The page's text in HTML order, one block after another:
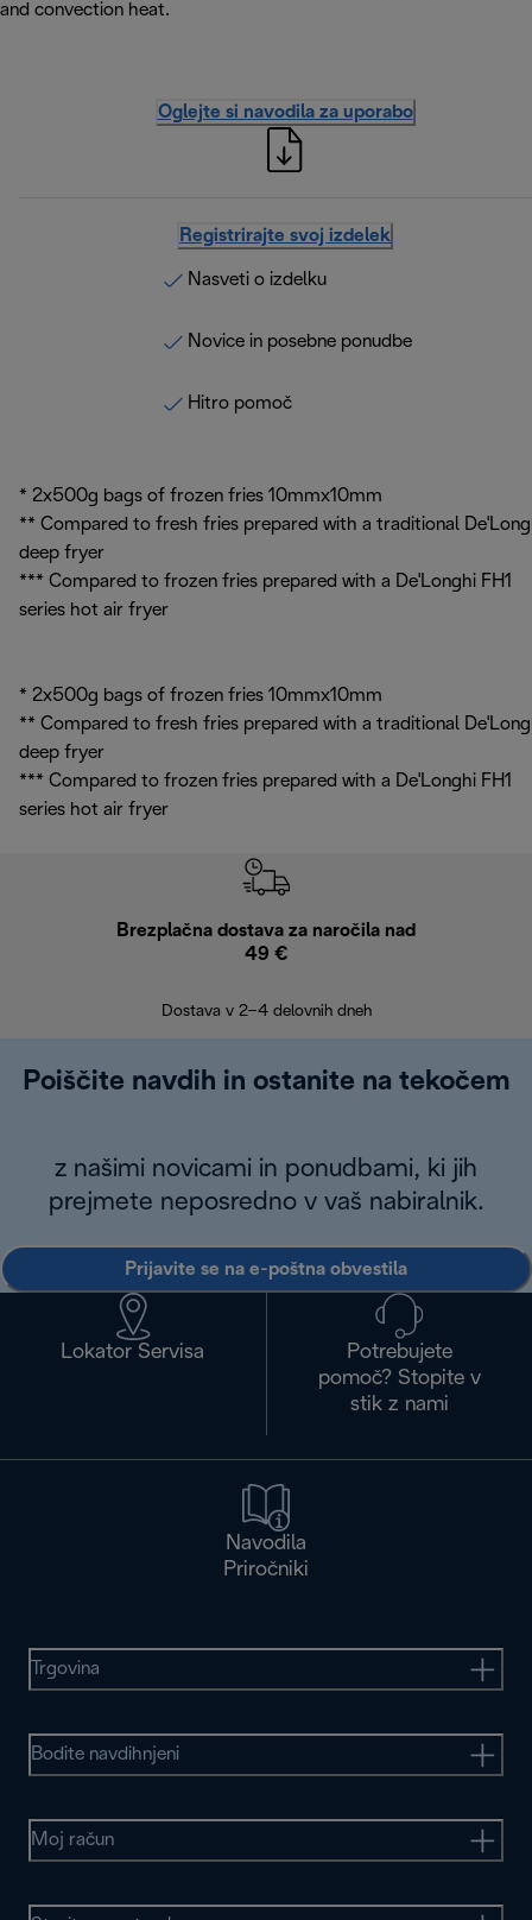
and convection heat.
Oglejte si navodila za uporabo
Registrirajte svoj izdelek
Nasveti o izdelku
Novice in posebne ponudbe
Hitro pomoč
* 2x500g bags of frozen fries 10mmx10mm
** Compared to fresh fries prepared with a traditional
deep fryer
*** Compared to frozen fries prepared with a De'Longhi FH1
series hot air fryer
* 2x500g bags of frozen fries 10mmx10mm
** Compared to fresh fries prepared with a traditional
deep fryer
*** Compared to frozen fries prepared with a De'Longhi FH1
series hot air fryer
Brezplačna dostava za naročila nad
49 €
Dostava v 2–4 delovnih dneh
Poiščite navdih in ostanite na tekočem
z našimi novicami in ponudbami, ki jih
prejmete neposredno v vaš nabiralnik.
Prijavite se na e-poštna obvestila
Lokator Servisa
Potrebujete
pomoč? Stopite v
stik z nami
Navodila
Priročniki
Trgovina
Bodite navdihnjeni
Moj račun